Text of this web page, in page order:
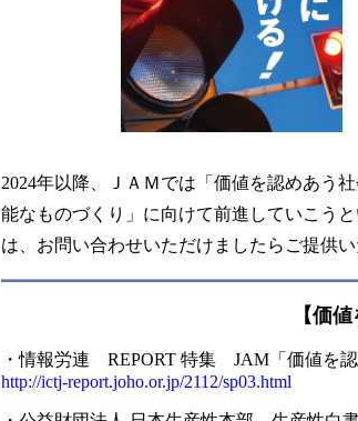
2024年以降、ＪＡＭでは「価値を認めあう
能なものづくり」に向けて前進していこう
は、お問い合わせいただけましたらご提供
【価
・情報労連 REPORT 特集 JAM「価値を認
http://ictj-report.joho.or.jp/2112/sp03.html